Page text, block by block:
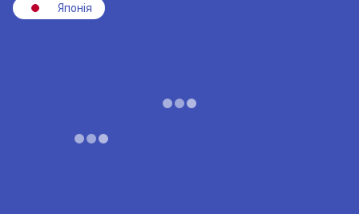
Японія